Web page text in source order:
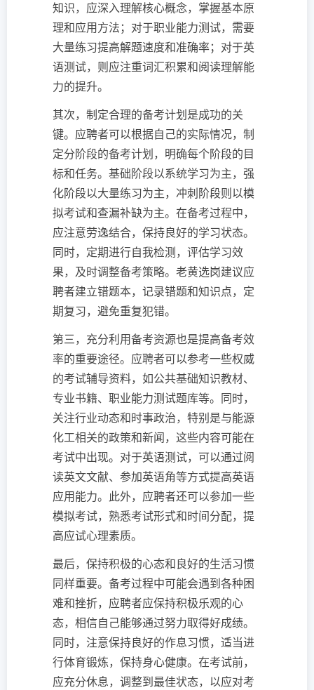
知识，应深入理解核心概念，掌握基本原
理和应用方法；对于职业能力测试，需要
大量练习提高解题速度和准确率；对于英
语测试，则应注重词汇积累和阅读理解能
力的提升。
其次，制定合理的备考计划是成功的关
键。应聘者可以根据自己的实际情况，制
定分阶段的备考计划，明确每个阶段的目
标和任务。基础阶段以系统学习为主，强
化阶段以大量练习为主，冲刺阶段则以模
拟考试和查漏补缺为主。在备考过程中，
应注意劳逸结合，保持良好的学习状态。
同时，定期进行自我检测，评估学习效
果，及时调整备考策略。老黄选岗建议应
聘者建立错题本，记录错题和知识点，定
期复习，避免重复犯错。
第三，充分利用备考资源也是提高备考效
率的重要途径。应聘者可以参考一些权威
的考试辅导资料，如公共基础知识教材、
专业书籍、职业能力测试题库等。同时，
关注行业动态和时事政治，特别是与能源
化工相关的政策和新闻，这些内容可能在
考试中出现。对于英语测试，可以通过阅
读英文文献、参加英语角等方式提高英语
应用能力。此外，应聘者还可以参加一些
模拟考试，熟悉考试形式和时间分配，提
高应试心理素质。
最后，保持积极的心态和良好的生活习惯
同样重要。备考过程中可能会遇到各种困
难和挫折，应聘者应保持积极乐观的心
态，相信自己能够通过努力取得好成绩。
同时，注意保持良好的作息习惯，适当进
行体育锻炼，保持身心健康。在考试前，
应充分休息，调整到最佳状态，以应对考